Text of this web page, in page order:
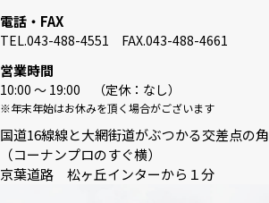
電話・FAX
TEL.043-488-4551 FAX.043-488-4661
営業時間
10:00 〜 19:00 （定休：なし）
※年末年始はお休みを頂く場合がございます
国道16線線と大網街道がぶつかる交差点の角
（コーナンプロのすぐ横）
京葉道路 松ヶ丘インターから１分